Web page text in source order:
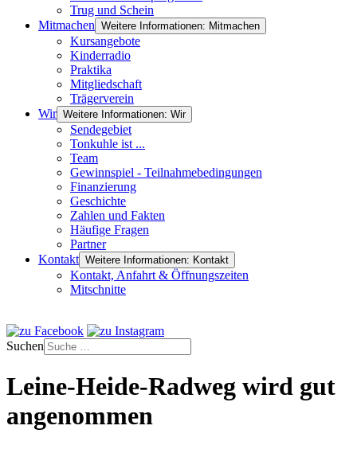
Trug und Schein
Mitmachen Weitere Informationen: Mitmachen
Kursangebote
Kinderradio
Praktika
Mitgliedschaft
Trägerverein
Wir Weitere Informationen: Wir
Sendegebiet
Tonkuhle ist ...
Team
Gewinnspiel - Teilnahmebedingungen
Finanzierung
Geschichte
Zahlen und Fakten
Häufige Fragen
Partner
Kontakt Weitere Informationen: Kontakt
Kontakt, Anfahrt & Öffnungszeiten
Mitschnitte
Suchen
Leine-Heide-Radweg wird gut
angenommen